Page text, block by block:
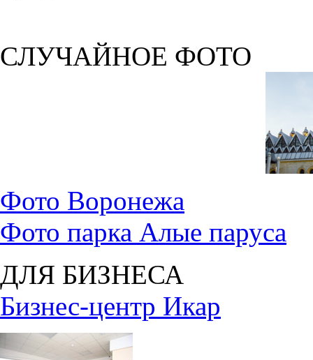
СЛУЧАЙНОЕ ФОТО
Фото Воронежа
Фото парка Алые паруса
ДЛЯ БИЗНЕСА
Бизнес-центр Икар